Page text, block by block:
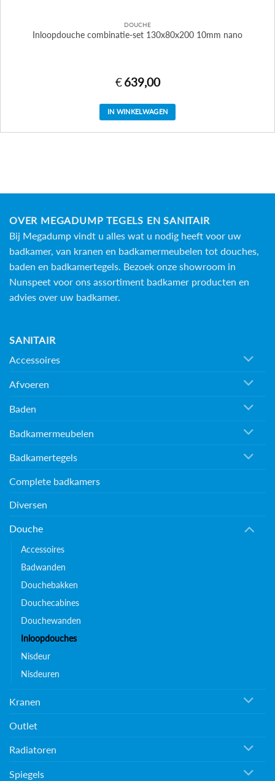
DOUCHE
Inloopdouche combinatie-set 130x80x200 10mm nano
€ 639,00
IN WINKELWAGEN
OVER MEGADUMP TEGELS EN SANITAIR
Bij Megadump vindt u alles wat u nodig heeft voor uw
badkamer, van kranen en badkamermeubelen tot douches,
baden en badkamertegels. Bezoek onze showroom in
Nunspeet voor ons assortiment badkamer producten en
advies over uw badkamer.
SANITAIR
Accessoires
Afvoeren
Baden
Badkamermeubelen
Badkamertegels
Complete badkamers
Diversen
Douche
Accessoires
Badwanden
Douchebakken
Douchecabines
Douchewanden
Inloopdouches
Nisdeur
Nisdeuren
Kranen
Outlet
Radiatoren
Spiegels